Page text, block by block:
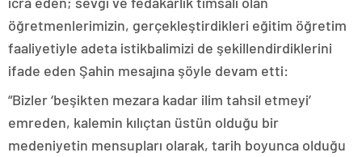
öğretmenlerimizin, gerçekleştirdikleri eğitim öğretim
faaliyetiyle adeta istikbalimizi de şekillendirdiklerini
ifade eden Şahin mesajına şöyle devam etti:
“Bizler ‘beşikten mezara kadar ilim tahsil etmeyi’
emreden, kalemin kılıçtan üstün olduğu bir
medeniyetin mensupları olarak, tarih boyunca olduğu